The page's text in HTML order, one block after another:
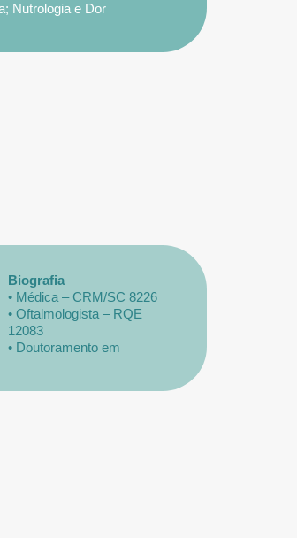
Nutrologia e Dor
Biografia
• Médica – CRM/SC 8226
• Oftalmologista – RQE
12083
• Doutoramento em